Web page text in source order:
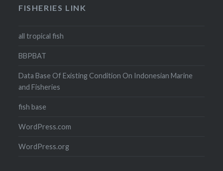
FISHERIES LINK
all tropical fish
BBPBAT
Data Base Of Existing Condition On Indonesian Marine
and Fisheries
fish base
WordPress.com
WordPress.org